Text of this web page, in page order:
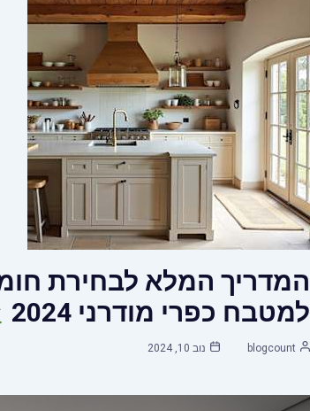
המדריך המלא לבחירת
למטבח כפרי מודרני 2024
blogcount נוב 10, 2024